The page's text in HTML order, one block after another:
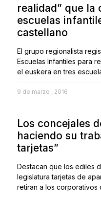
realidad” que la
escuelas
castellano
El grupo regionalista
Escuelas Infantiles para
el euskera en tres
9 de marzo , 2016
Los concejales
haciendo su
tarjetas”
Destacan que los ediles
legislatura tarjetas de
retiran a los corporativos